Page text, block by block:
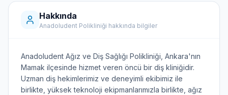
Hakkında
Anadoludent Polikliniği hakkında bilgiler
Anadoludent Ağız ve Diş Sağlığı Polikliniği, Ankara'nın
Mamak ilçesinde hizmet veren öncü bir diş kliniğidir.
Uzman diş hekimlerimiz ve deneyimli ekibimiz ile
birlikte, yüksek teknoloji ekipmanlarımızla birlikte, ağız